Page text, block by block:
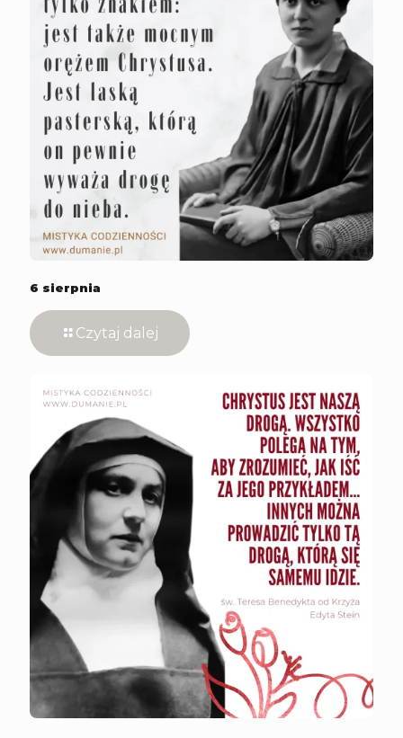
6 sierpnia
Czytaj dalej